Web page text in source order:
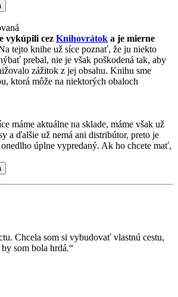
vykúpili cez Knihovrátok a je mierne
tejto knihe už síce poznať, že ju niekto
prebal, nie je však poškodená tak, aby
zážitok z jej obsahu. Knihu sme
ktorá môže na niektorých obaloch
máme aktuálne na sklade, máme však už
a ďalšie už nemá ani distribútor, preto je
úplne vypredaný. Ak ho chcete mať,
Chcela som si vybudovať vlastnú cestu,
som bola hrdá.